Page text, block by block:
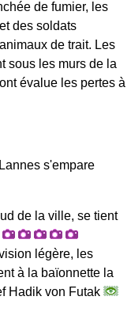
de fumier, les
des soldats
de trait. Les
sous les murs de la
évalue les pertes à
s'empare
de la ville, se tient
légère, les
à la baïonnette la
Hadik von Futak